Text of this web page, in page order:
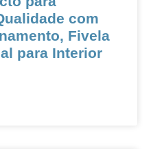
com
Fivela
para Interior